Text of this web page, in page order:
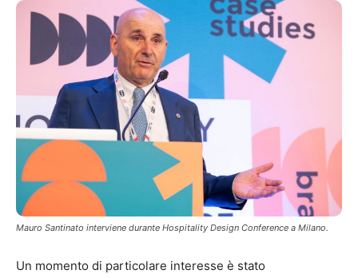
Mauro Santinato interviene durante Hospitality Design Conference a Milano.
Un momento di particolare interesse è stato